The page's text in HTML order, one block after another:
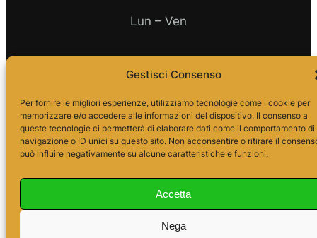
Gestisci Consenso
Per fornire le migliori esperienze, utilizziamo tecnologie come i cookie per
memorizzare e/o accedere alle informazioni del dispositivo. Il consenso a
queste tecnologie ci permetterà di elaborare dati come il comportamento di
navigazione o ID unici su questo sito. Non acconsentire o ritirare il
può influire negativamente su alcune caratteristiche e funzioni.
Accetta
Nega
Lun – Ven